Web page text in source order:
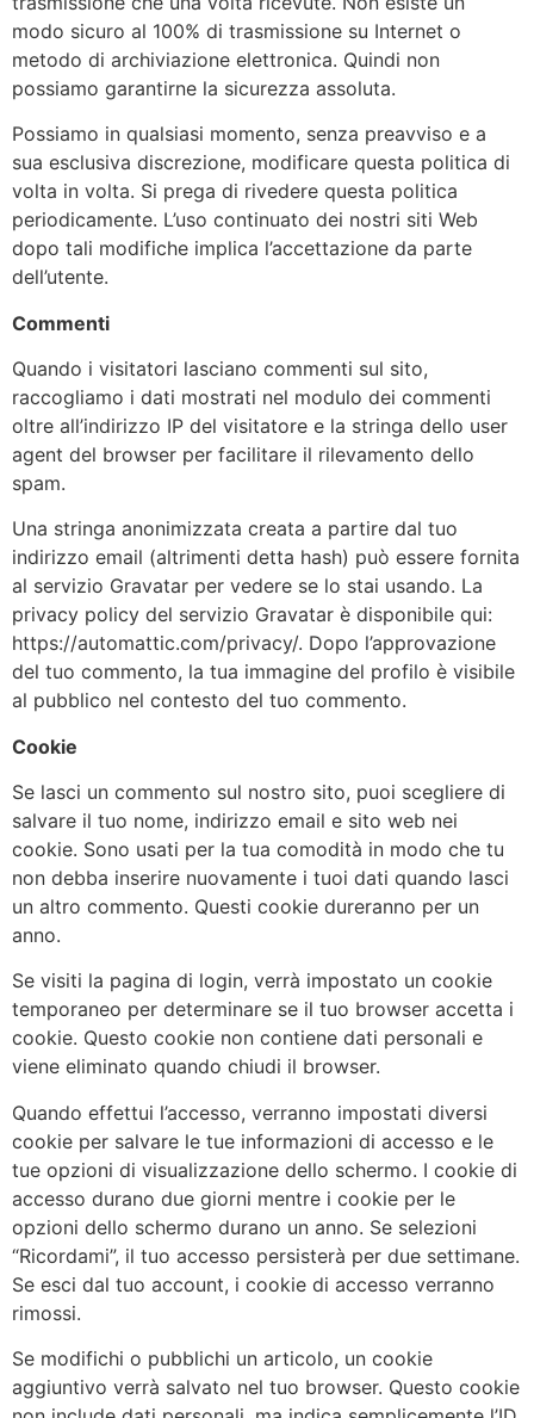
modo sicuro al 100% di trasmissione su Internet o
metodo di archiviazione elettronica. Quindi non
possiamo garantirne la sicurezza assoluta.
Possiamo in qualsiasi momento, senza preavviso e a
sua esclusiva discrezione, modificare questa politica di
volta in volta. Si prega di rivedere questa politica
periodicamente. L’uso continuato dei nostri siti Web
dopo tali modifiche implica l’accettazione da parte
dell’utente.
Commenti
Quando i visitatori lasciano commenti sul sito,
raccogliamo i dati mostrati nel modulo dei commenti
oltre all’indirizzo IP del visitatore e la stringa dello user
agent del browser per facilitare il rilevamento dello
spam.
Una stringa anonimizzata creata a partire dal tuo
indirizzo email (altrimenti detta hash) può essere fornita
al servizio Gravatar per vedere se lo stai usando. La
privacy policy del servizio Gravatar è disponibile qui:
https://automattic.com/privacy/. Dopo l’approvazione
del tuo commento, la tua immagine del profilo è visibile
al pubblico nel contesto del tuo commento.
Cookie
Se lasci un commento sul nostro sito, puoi scegliere di
salvare il tuo nome, indirizzo email e sito web nei
cookie. Sono usati per la tua comodità in modo che tu
non debba inserire nuovamente i tuoi dati quando lasci
un altro commento. Questi cookie dureranno per un
anno.
Se visiti la pagina di login, verrà impostato un cookie
temporaneo per determinare se il tuo browser accetta i
cookie. Questo cookie non contiene dati personali e
viene eliminato quando chiudi il browser.
Quando effettui l’accesso, verranno impostati diversi
cookie per salvare le tue informazioni di accesso e le
tue opzioni di visualizzazione dello schermo. I cookie di
accesso durano due giorni mentre i cookie per le
opzioni dello schermo durano un anno. Se selezioni
“Ricordami”, il tuo accesso persisterà per due settimane.
Se esci dal tuo account, i cookie di accesso verranno
rimossi.
Se modifichi o pubblichi un articolo, un cookie
aggiuntivo verrà salvato nel tuo browser. Questo cookie